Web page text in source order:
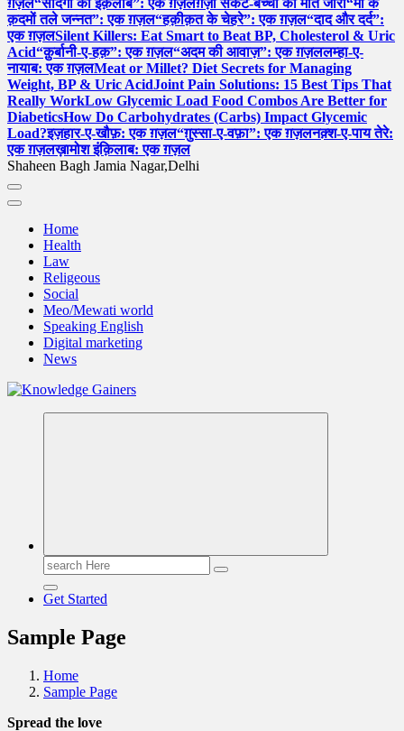
ग़ज़ल“सादगी का इंक़लाब”: एक ग़ज़लग़ज़ा संकट-बच्चों की मौतें जारी“माँ के
क़दमों तले जन्नत”: एक ग़ज़ल“हक़ीक़त के चेहरे”: एक ग़ज़ल“दाद और दर्द”:
एक ग़ज़लSilent Killers: Eat Smart to Beat BP, Cholesterol & Uric
Acid“क़ुर्बानी-ए-हक़”: एक ग़ज़ल“अदम की आवाज़”: एक ग़ज़ललम्हा-ए-
नायाब: एक ग़ज़लMeat or Millet? Diet Secrets for Managing
Weight, BP & Uric AcidJoint Pain Solutions: 15 Best Tips That
Really WorkLow Glycemic Load Food Combos Are Better for
DiabeticsHow Do Carbohydrates (Carbs) Impact Glycemic
Load?इज़हार-ए-खौफ़: एक ग़ज़ल“ग़ुस्सा-ए-वफ़ा”: एक ग़ज़लनक़्श-ए-पाय तेरे:
एक ग़ज़लख़ामोश इंक़िलाब: एक ग़ज़ल
Shaheen Bagh Jamia Nagar,Delhi
Home
Health
Law
Religeous
Social
Meo/Mewati world
Speaking English
Digital marketing
News
Read & Spread
Search
for:
Get Started
Sample Page
Home
Sample Page
Spread the love